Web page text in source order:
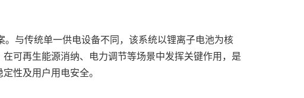
与传统单一供电设备不同，该系统以锂离子电池为核
可再生能源消纳、电力调节等场景中发挥关键作用，是
性及用户用电安全。